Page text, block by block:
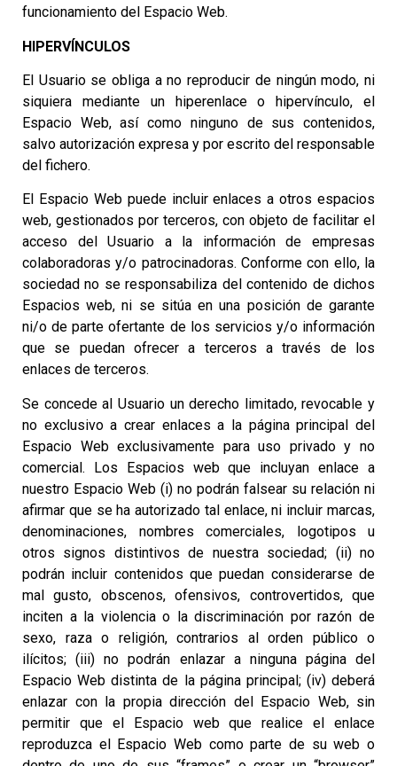
funcionamiento del Espacio Web.
HIPERVÍNCULOS
El Usuario se obliga a no reproducir de ningún modo, ni
siquiera mediante un hiperenlace o hipervínculo, el
Espacio Web, así como ninguno de sus contenidos,
salvo autorización expresa y por escrito del responsable
del fichero.
El Espacio Web puede incluir enlaces a otros espacios
web, gestionados por terceros, con objeto de facilitar el
acceso del Usuario a la información de empresas
colaboradoras y/o patrocinadoras. Conforme con ello, la
sociedad no se responsabiliza del contenido de dichos
Espacios web, ni se sitúa en una posición de garante
ni/o de parte ofertante de los servicios y/o información
que se puedan ofrecer a terceros a través de los
enlaces de terceros.
Se concede al Usuario un derecho limitado, revocable y
no exclusivo a crear enlaces a la página principal del
Espacio Web exclusivamente para uso privado y no
comercial. Los Espacios web que incluyan enlace a
nuestro Espacio Web (i) no podrán falsear su relación ni
afirmar que se ha autorizado tal enlace, ni incluir marcas,
denominaciones, nombres comerciales, logotipos u
otros signos distintivos de nuestra sociedad; (ii) no
podrán incluir contenidos que puedan considerarse de
mal gusto, obscenos, ofensivos, controvertidos, que
inciten a la violencia o la discriminación por razón de
sexo, raza o religión, contrarios al orden público o
ilícitos; (iii) no podrán enlazar a ninguna página del
Espacio Web distinta de la página principal; (iv) deberá
enlazar con la propia dirección del Espacio Web, sin
permitir que el Espacio web que realice el enlace
reproduzca el Espacio Web como parte de su web o